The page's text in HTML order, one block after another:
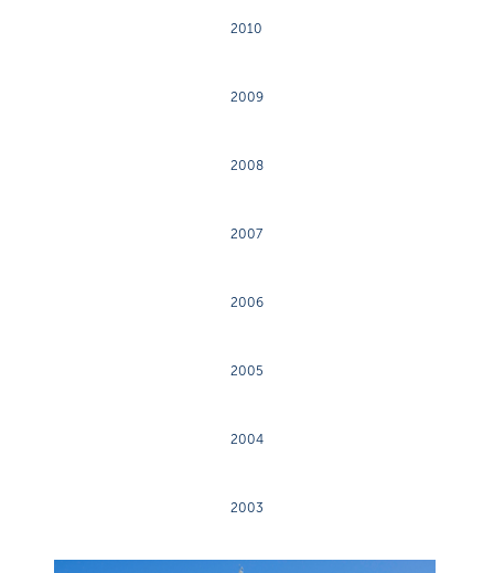
2010
2009
2008
2007
2006
2005
2004
2003